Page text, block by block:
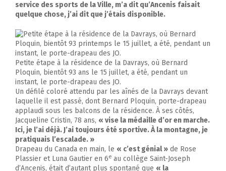
service des sports de la Ville, m’a dit qu’Ancenis faisait
quelque chose, j’ai dit que j’étais disponible.
Petite étape à la résidence de la Davrays, où Bernard
Ploquin, bientôt 93 ans le 15 juillet, a été, pendant un
instant, le porte-drapeau des JO.
Un défilé coloré attendu par les aînés de la Davrays devant
laquelle il est passé, dont Bernard Ploquin, porte-drapeau
applaudi sous les balcons de la résidence. À ses côtés,
Jacqueline Cristin, 78 ans, « vise la médaille d’or en marche.
Ici, je l’ai déjà. J’ai toujours été sportive. À la montagne, je
pratiquais l’escalade. »
Drapeau du Canada en main, le « c’est génial » de Rose
Plassier et Luna Gautier en 6e au collège Saint-Joseph
d’Ancenis, était d’autant plus spontané que « la